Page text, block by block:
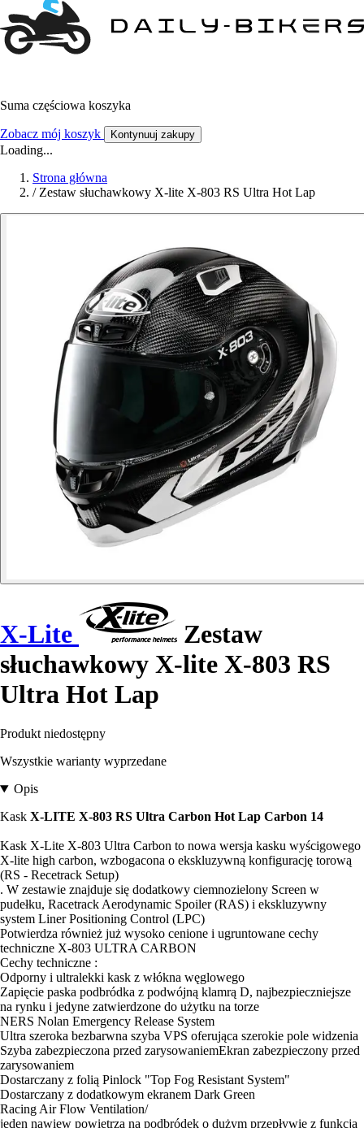
Suma częściowa koszyka
Zobacz mój koszyk Kontynuuj zakupy
Loading...
Strona główna
/ Zestaw słuchawkowy X-lite X-803 RS Ultra Hot Lap
X-Lite
Zestaw
słuchawkowy X-lite X-803 RS
Ultra Hot Lap
Produkt niedostępny
Wszystkie warianty wyprzedane
Opis
Kask X-LITE X-803 RS Ultra Carbon Hot Lap Carbon 14
Kask X-Lite X-803 Ultra Carbon to nowa wersja kasku wyścigowego
X-lite high carbon, wzbogacona o ekskluzywną konfigurację torową
(RS - Recetrack Setup)
. W zestawie znajduje się dodatkowy ciemnozielony Screen w
pudełku, Racetrack Aerodynamic Spoiler (RAS) i ekskluzywny
system Liner Positioning Control (LPC)
Potwierdza również już wysoko cenione i ugruntowane cechy
techniczne X-803 ULTRA CARBON
Cechy techniczne :
Odporny i ultralekki kask z włókna węglowego
Zapięcie paska podbródka z podwójną klamrą D, najbezpieczniejsze
na rynku i jedyne zatwierdzone do użytku na torze
NERS Nolan Emergency Release System
Ultra szeroka bezbarwna szyba VPS oferująca szerokie pole widzenia
Szyba zabezpieczona przed zarysowaniemEkran zabezpieczony przed
zarysowaniem
Dostarczany z folią Pinlock "Top Fog Resistant System"
Dostarczany z dodatkowym ekranem Dark Green
Racing Air Flow Ventilation/
jeden nawiew powietrza na podbródek o dużym przepływie z funkcją